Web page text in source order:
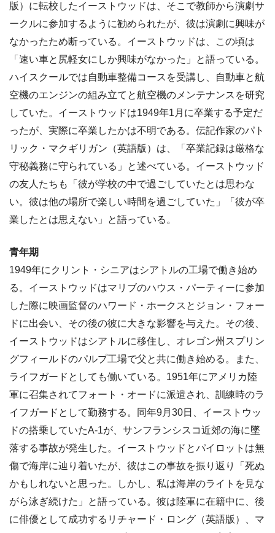
版）に転校したイーストウッドは、そこで教師から演劇サ
ークルに参加するように勧められたが、彼は演劇に興味が
なかったため断っている。イーストウッドは、この頃は
「速い車と尻軽女にしか興味がなかった」と語っている。
ハイスクールでは自動車整備コースを受講し、自動車と航
空機のエンジンの組み立てと航空機のメンテナンスを研究
していた。イーストウッドは1949年1月に卒業する予定だ
ったが、実際に卒業したかは不明である。伝記作家のパト
リック・マクギリガン（英語版）は、「卒業記録は厳格な
守秘義務に守られている」と述べている。イーストウッド
の友人たちも「彼が学校の中で過ごしていたとは思わな
い。彼は他の場所で楽しい時間を過ごしていた」「彼が卒
業したとは思えない」と語っている。
青年期
1949年にクリント・シニアはシアトルの工場で働き始め
る。イーストウッドはマリブのハウス・パーティーに参加
した際に映画監督のハワード・ホークスとジョン・フォー
ドに出会い、その後の彼に大きな影響を与えた。その後、
イーストウッドはシアトルに移住し、オレゴン州スプリン
グフィールドのパルプ工場で父と共に働き始める。また、
ライフガードとしても働いている。1951年にアメリカ陸
軍に召集されてフォート・オードに派遣され、訓練時のラ
イフガードとして勤務する。同年9月30日、イーストウッ
ドの搭乗していたA-1が、サンフランシスコ近郊の海に墜
落する事故が発生した。イーストウッドとパイロットは無
傷で海岸に辿り着いたが、彼はこの事故を振り返り「死ぬ
かもしれないと思った。しかし、私は海岸のライトを見な
がら泳ぎ続けた」と語っている。彼は陸軍に在籍中に、後
に俳優として成功するリチャード・ロング（英語版）、マ